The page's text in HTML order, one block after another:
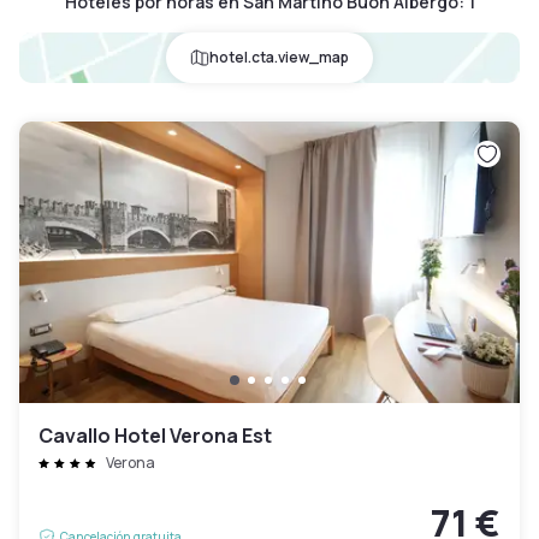
hotel.cta.view_map
Cavallo Hotel Verona Est
Verona
71 €